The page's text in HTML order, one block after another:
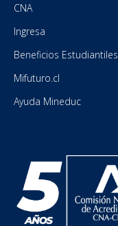
CNA
Ingresa
Beneficios Estudiantiles
Mifuturo.cl
Ayuda Mineduc